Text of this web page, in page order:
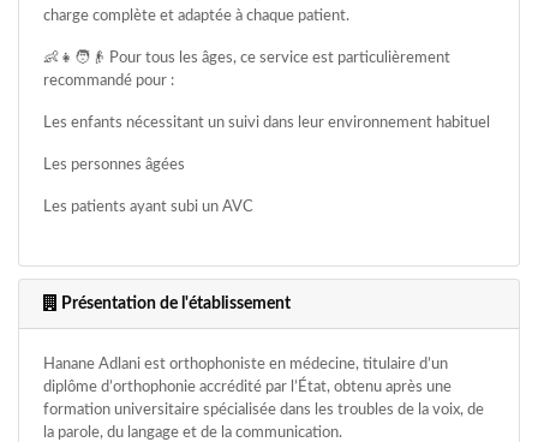
charge complète et adaptée à chaque patient.
👶👧🧑👴 Pour tous les âges, ce service est particulièrement
recommandé pour :
Les enfants nécessitant un suivi dans leur environnement habituel
Les personnes âgées
Les patients ayant subi un AVC
🗣️ Prise en charge des troubles de :
La parole et du langage
La déglutition
Présentation de l'établissement
Hanane Adlani est orthophoniste en médecine, titulaire d’un
diplôme d’orthophonie accrédité par l’État, obtenu après une
formation universitaire spécialisée dans les troubles de la voix, de
la parole, du langage et de la communication.